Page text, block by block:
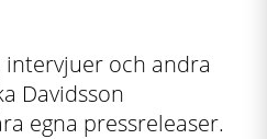
och andra
Davidsson
egna pressreleaser.